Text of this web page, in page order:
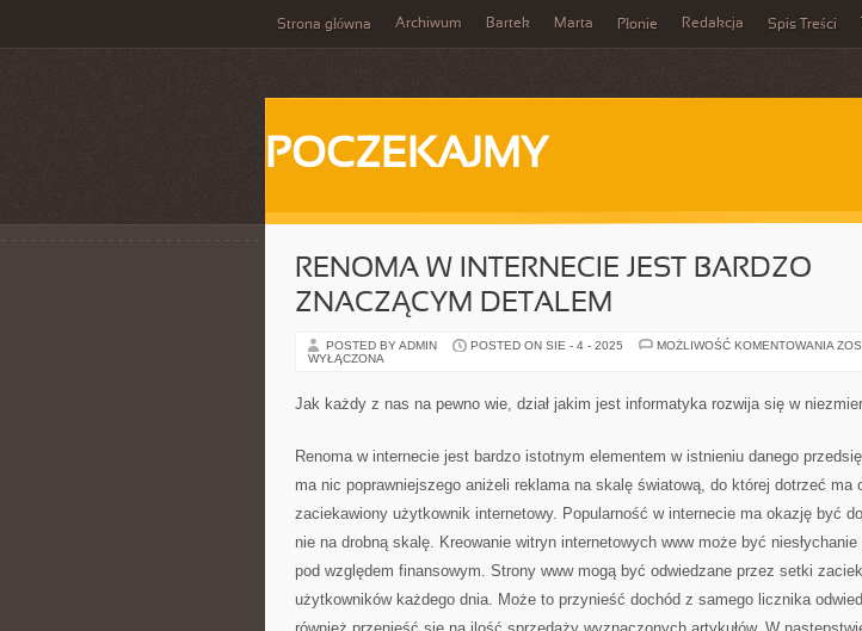
Strona główna Archiwum Bartek Marta Płonie Redakcja Spis Treści
POCZEKAJMY
RENOMA W INTERNECIE JEST BARDZO
ZNACZĄCYM DETALEM
POSTED BY ADMIN POSTED ON SIE - 4 - 2025 MOŻLIWOŚĆ KOMENTOWANIA
WYŁĄCZONA
Jak każdy z nas na pewno wie, dział jakim jest informatyka rozwija się w
Renoma w internecie jest bardzo istotnym elementem w istnieniu danego
ma nic poprawniejszego aniżeli reklama na skalę światową, do której dotrzeć ma
zaciekawiony użytkownik internetowy. Popularność w internecie ma okazję być
nie na drobną skalę. Kreowanie witryn internetowych www może być
pod względem finansowym. Strony www mogą być odwiedzane przez setki
użytkowników każdego dnia. Może to przynieść dochód z samego licznika